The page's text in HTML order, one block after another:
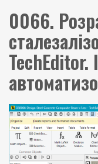
0066.
TechEditor.